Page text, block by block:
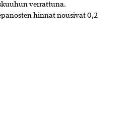
verrattuna.
hinnat nousivat 0,2